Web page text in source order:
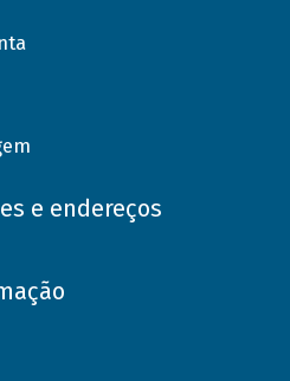
e endereços